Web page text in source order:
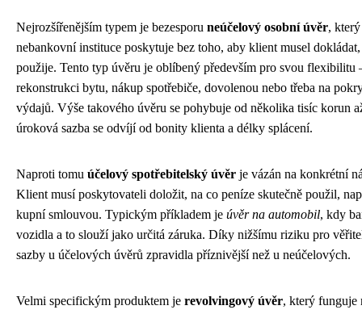
Nejrozšířenějším typem je bezesporu neúčelový osobní úvěr,
nebankovní instituce poskytuje bez toho, aby klient musel dokládat,
použije. Tento typ úvěru je oblíbený především pro svou flexibilitu
rekonstrukci bytu, nákup spotřebiče, dovolenou nebo třeba na
výdajů. Výše takového úvěru se pohybuje od několika tisíc korun
úroková sazba se odvíjí od bonity klienta a délky splácení.
Naproti tomu účelový spotřebitelský úvěr je vázán na konkrétní
Klient musí poskytovateli doložit, na co peníze skutečně použil,
kupní smlouvou. Typickým příkladem je úvěr na automobil, kdy
vozidla a to slouží jako určitá záruka. Díky nižšímu riziku pro
sazby u účelových úvěrů zpravidla příznivější než u neúčelových.
Velmi specifickým produktem je revolvingový úvěr, který funguje